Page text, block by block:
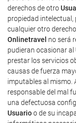
derechos de otro
propiedad
cualquier otro
Onlinetravel no será
pudieran ocasionar al
prestar los servicios
causas de fuerza
imputables al mismo.
responsable del mal
una defectuosa
Usuarioo de su